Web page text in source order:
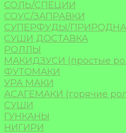
СОЛЬ/СПЕЦИИ
СОУС/ЗАПРАВКИ
СУПЕРФУДЫ/
СУШИ ДОСТАВКА
РОЛЛЫ
МАКИДЗУСИ (простые
ФУТОМАКИ
УРА МАКИ
АСАГЕМАКИ (горячие
СУШИ
ГУНКАНЫ
НИГИРИ